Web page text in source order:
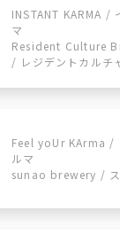
INSTANT KARMA /
マ
Resident Culture
/ レジデントカルチ
Feel yoUr KArma /
ルマ
sunao brewery / ス